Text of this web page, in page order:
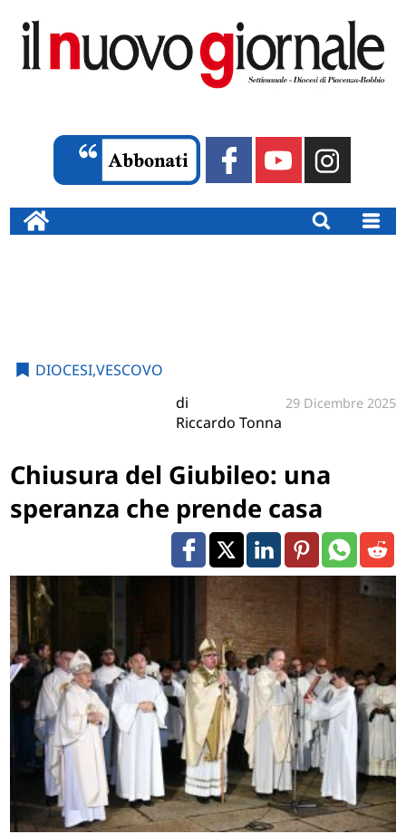
DIOCESI,VESCOVO
di
Riccardo Tonna
29 Dicembre 2025
Chiusura del Giubileo: una
speranza che prende casa